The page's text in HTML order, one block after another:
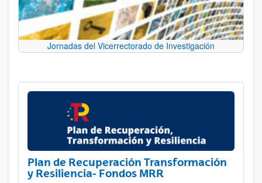
Jornadas del Vicerrectorado de Investigación
Plan de Recuperación Transformación
y Resiliencia- Fondos MRR